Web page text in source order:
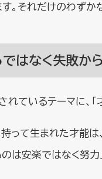
す。それだけのわずか
はなく失敗か
れているテーマに、「
持って生まれた才能
のは安楽ではなく努